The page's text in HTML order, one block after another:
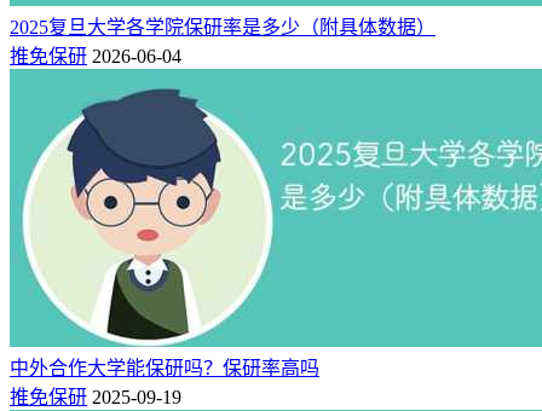
硕博一体化人才约143人；研究生支教团7人；兼职辅导员约20
人。2026届保研人数530人。
6、浙江师范大学
浙江师范大学2025年保研率7.50%，师范类专业保研率相对稳
定。
2025届保研人数373人，其中支教团19人、直博12人、卓越复
合80人、硕师计划25人。2026届保研人数416人，其中直博21
人、卓越复合79人、支教团29人、硕师计划27人。
7、浙江工商大学
浙江工商大学的保研率为6.37%，相比往年还是有不小的提
升，期待未来能继续上升，这所低调却实力不凡的大学值得被
2025复旦大学各学院保研率是多少（附具体数据）
推免保研 2026-06-04
中外合作大学能保研吗？保研率高吗
推免保研 2025-09-19